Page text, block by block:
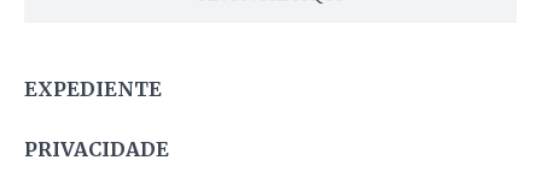
EXPEDIENTE
PRIVACIDADE